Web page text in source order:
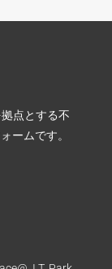
点とする不
ームです。